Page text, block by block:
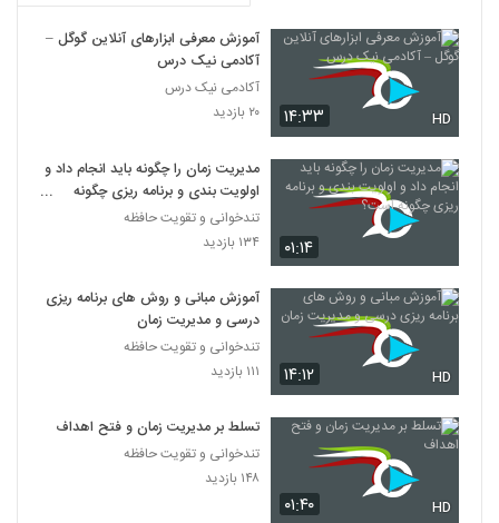
۱۴:۳۳ HD
آموزش معرفی ابزارهای آنلاین گوگل –
آکادمی نیک درس
آکادمی نیک درس
۲۰ بازدید
۰۱:۱۴
مدیریت زمان را چگونه باید انجام داد و
اولویت بندی و برنامه ریزی چگونه
است؟
تندخوانی و تقویت حافظه
۱۳۴ بازدید
۱۴:۱۲ HD
آموزش مبانی و روش های برنامه ریزی
درسی و مدیریت زمان
تندخوانی و تقویت حافظه
۱۱۱ بازدید
۰۱:۴۰ HD
تسلط بر مدیریت زمان و فتح اهداف
تندخوانی و تقویت حافظه
۱۴۸ بازدید